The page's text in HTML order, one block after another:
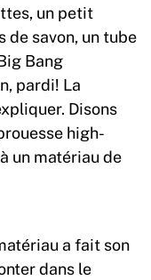
un petit
de savon, un tube
Bang
pardi! La
Disons
high-
un matériau de
a fait son
dans le